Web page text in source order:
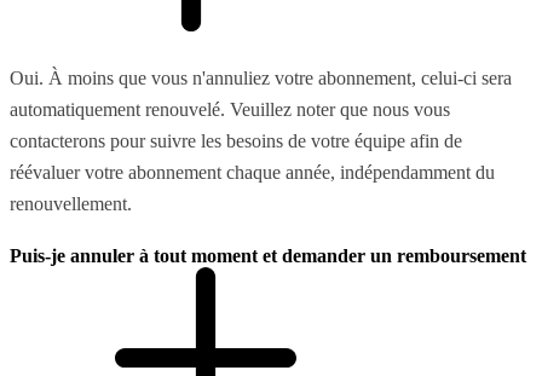
Oui. À moins que vous n'annuliez votre abonnement, celui-ci sera
automatiquement renouvelé. Veuillez noter que nous vous
contacterons pour suivre les besoins de votre équipe afin de
réévaluer votre abonnement chaque année, indépendamment du
renouvellement.
Puis-je annuler à tout moment et demander un remboursement